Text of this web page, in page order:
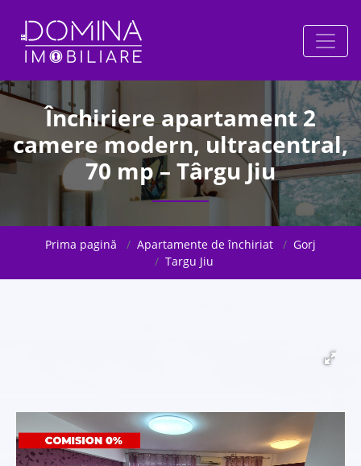
Închiriere apartament 2
camere modern, ultracentral,
70 mp – Târgu Jiu
Prima pagină Apartamente de închiriat
Gorj
Targu Jiu